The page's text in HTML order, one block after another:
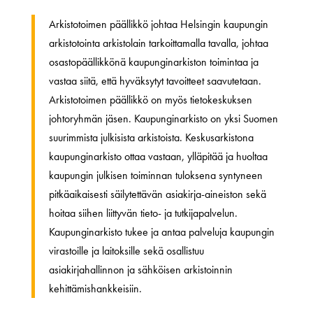
Arkistotoimen päällikkö johtaa Helsingin kaupungin
arkistotointa arkistolain tarkoittamalla tavalla, johtaa
osastopäällikkönä kaupunginarkiston toimintaa ja
vastaa siitä, että hyväksytyt tavoitteet saavutetaan.
Arkistotoimen päällikkö on myös tietokeskuksen
johtoryhmän jäsen. Kaupunginarkisto on yksi Suomen
suurimmista julkisista arkistoista. Keskusarkistona
kaupunginarkisto ottaa vastaan, ylläpitää ja huoltaa
kaupungin julkisen toiminnan tuloksena syntyneen
pitkäaikaisesti säilytettävän asiakirja-aineiston sekä
hoitaa siihen liittyvän tieto- ja tutkijapalvelun.
Kaupunginarkisto tukee ja antaa palveluja kaupungin
virastoille ja laitoksille sekä osallistuu
asiakirjahallinnon ja sähköisen arkistoinnin
kehittämishankkeisiin.